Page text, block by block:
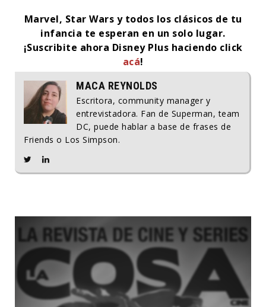
Marvel, Star Wars y todos los clásicos de tu
infancia te esperan en un solo lugar.
¡Suscribite ahora Disney Plus haciendo click
acá!
MACA REYNOLDS
Escritora, community manager y
entrevistadora. Fan de Superman, team
DC, puede hablar a base de frases de
Friends o Los Simpson.